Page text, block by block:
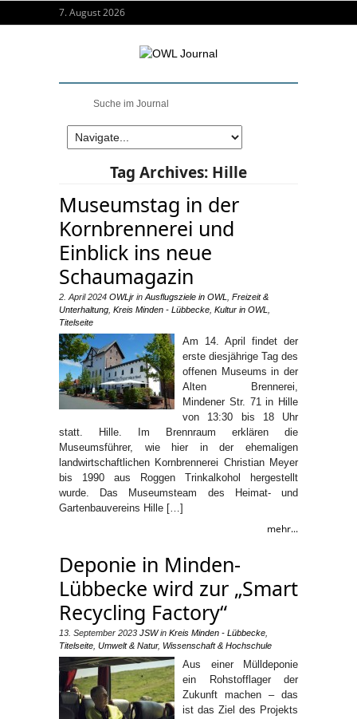
7. August 2026
Tag Archives: Hille
Museumstag in der
Kornbrennerei und
Einblick ins neue
Schaumagazin
2. April 2024 OWLjr in Ausflugsziele in OWL
Freizeit &
Unterhaltung Kreis Minden - Lübbecke Kultur in OWL
Titelseite
Am 14. April findet der
erste diesjährige Tag des
offenen Museums in der
Alten Brennerei,
Mindener Str. 71 in Hille
von 13:30 bis 18 Uhr
statt. Hille. Im Brennraum erklären die
Museumsführer, wie hier in der ehemaligen
landwirtschaftlichen Kornbrennerei Christian Meyer
bis 1990 aus Roggen Trinkalkohol hergestellt
wurde. Das Museumsteam des Heimat- und
Gartenbauvereins Hille […]
mehr...
Deponie in Minden-
Lübbecke wird zur „Smart
Recycling Factory“
13. September 2023 JSWin Kreis Minden - Lübbecke
Titelseite Umwelt & Natur, Wissenschaft & Hochschule
Aus einer Mülldeponie
ein Rohstofflager der
Zukunft machen – das
ist das Ziel des Projekts